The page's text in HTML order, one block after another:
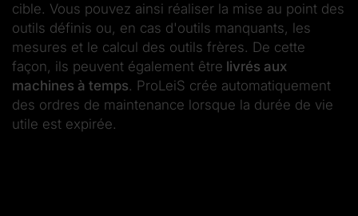
cible. Vous pouvez ainsi réaliser la mise au point des
outils définis ou, en cas d'outils manquants, les
mesures et le calcul des outils frères. De cette
façon, ils peuvent également être livrés aux
machines à temps. ProLeiS crée automatiquement
des ordres de maintenance lorsque la durée de vie
utile est expirée.